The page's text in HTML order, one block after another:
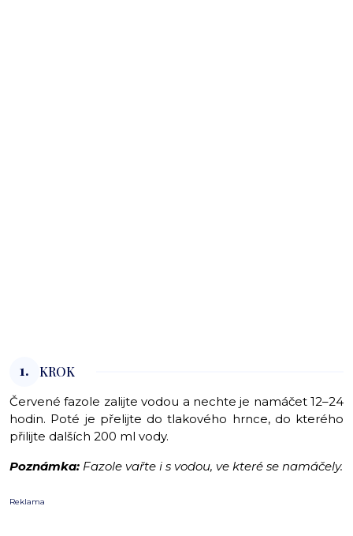
1. KROK
Červené fazole zalijte vodou a nechte je namáčet 12–24
hodin. Poté je přelijte do tlakového hrnce, do kterého
přilijte dalších 200 ml vody.
Poznámka: Fazole vařte i s vodou, ve které se namáčely.
Reklama